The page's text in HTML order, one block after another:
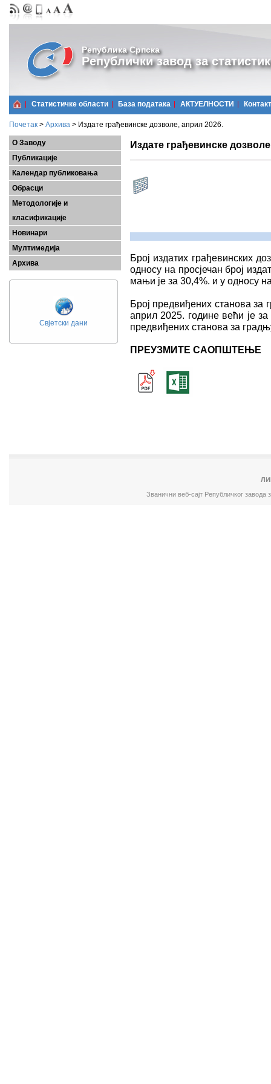
Република Српска
Републички завод за
Статистичке области Базa података АКТУЕЛНОСТИ Контакт
Почетак > Архива > Издате грађевинске дозволе, април 2026.
О Заводу
Публикације
Календар публиковања
Обрасци
Методологије и
класификације
Новинари
Мултимедија
Архива
Свјетски дани
Издате грађевинске
Број издатих грађевинских
односу на просјечан број
мањи је за 30,4%. и у односу
Број предвиђених станова за
април 2025. године већи је за
предвиђених станова за
ПРЕУЗМИТЕ САОПШТЕЊЕ
Званични веб-сајт Републичког